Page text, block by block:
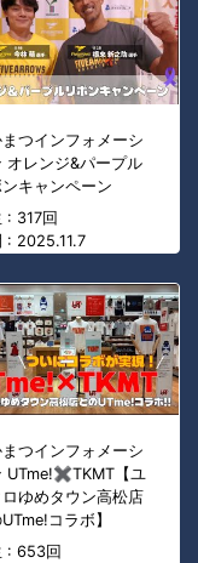
つインフォメーシ
オレンジ&パープル
ンキャンペーン
: 317回
: 2025.11.7
つインフォメーシ
UTme!✖TKMT【ユ
ロゆめタウン高松店
コラボ】
: 653回